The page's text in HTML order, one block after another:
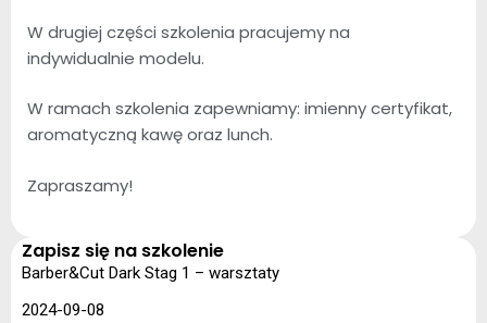
W drugiej części szkolenia pracujemy na
indywidualnie modelu.
W ramach szkolenia zapewniamy: imienny certyfikat,
aromatyczną kawę oraz lunch.
Zapraszamy!
Zapisz się na szkolenie
Barber&Cut Dark Stag 1 – warsztaty
2024-09-08